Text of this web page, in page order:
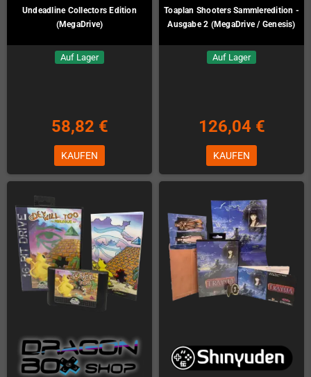
Undeadline Collectors Edition
(MegaDrive)
Auf Lager
58,82 €
KAUFEN
Toaplan Shooters Sammleredition -
Ausgabe 2 (MegaDrive / Genesis)
Auf Lager
126,04 €
KAUFEN